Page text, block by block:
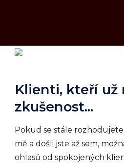
Klienti, kteří už
zkušenost...
Pokud se stále
mě a došli jste až sem,
ohlasů od spokojených